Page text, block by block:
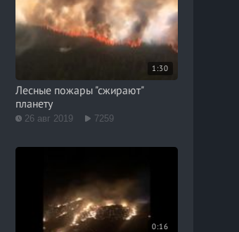
1:30
Лесные пожары "сжирают"
планету
26 авг 2019 7259
0:16